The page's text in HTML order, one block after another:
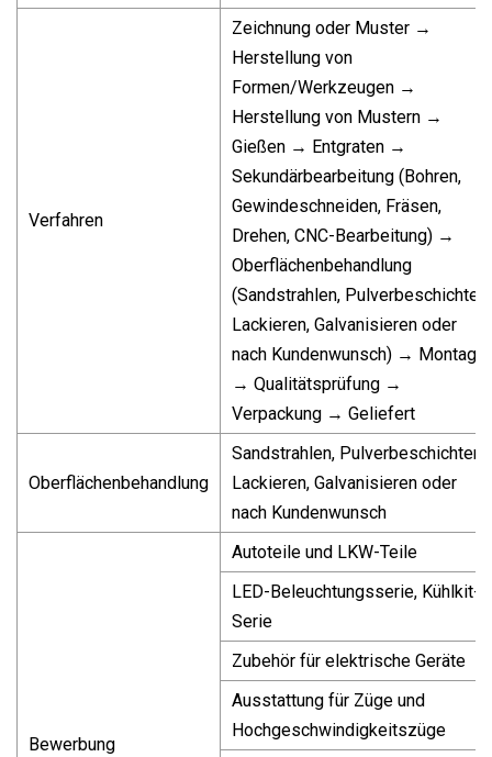
Verfahren
Zeichnung oder Muster →
Herstellung von
Formen/Werkzeugen →
Herstellung von Mustern →
Gießen → Entgraten →
Sekundärbearbeitung (Bohren,
Gewindeschneiden, Fräsen,
Drehen, CNC-Bearbeitung) →
Oberflächenbehandlung
(Sandstrahlen, Pulverbeschichten,
Lackieren, Galvanisieren oder
nach Kundenwunsch) → Montage
→ Qualitätsprüfung →
Verpackung → Geliefert
Oberflächenbehandlung
Sandstrahlen, Pulverbeschichten,
Lackieren, Galvanisieren oder
nach Kundenwunsch
Bewerbung
Autoteile und LKW-Teile
LED-Beleuchtungsserie, Kühlkit-
Serie
Zubehör für elektrische Geräte
Ausstattung für Züge und
Hochgeschwindigkeitszüge